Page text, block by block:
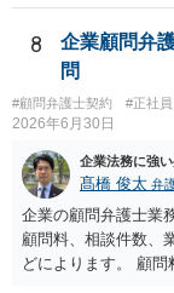
いうご質問であると
一方的に契約不履
できない」と真に
を請け負うことにな
い」という意味が、
ということであれば
ですから、契約解除
そのような開発は理
う契約等）であれば
れの場合であっても
いた部分は開発完了
る請負代金は請求
8
企業顧問弁
問
#顧問弁護士契約 #正社
2026年6月30日
企業法務に強
髙橋 俊太 弁
企業の顧問弁護士業
顧問料、相談件数、
どによります。 顧